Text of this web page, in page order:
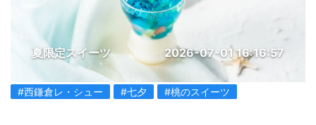
夏限定スイーツ 2026-07-01 16:16:57
#西鎌倉レ・シュー #七夕 #桃のスイーツ